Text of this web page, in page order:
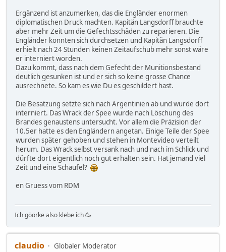
Ergänzend ist anzumerken, das die Engländer enormen
diplomatischen Druck machten. Kapitän Langsdorff brauchte
aber mehr Zeit um die Gefechtsschäden zu reparieren. Die
Engländer konnten sich durchsetzen und Kapitän Langsdorff
erhielt nach 24 Stunden keinen Zeitaufschub mehr sonst wäre
er interniert worden.
Dazu kommt, dass nach dem Gefecht der Munitionsbestand
deutlich gesunken ist und er sich so keine grosse Chance
ausrechnete. So kam es wie Du es geschildert hast.
Die Besatzung setzte sich nach Argentinien ab und wurde dort
interniert. Das Wrack der Spee wurde nach Löschung des
Brandes genaustens untersucht. Vor allem die Präzision der
10.5er hatte es den Engländern angetan. Einige Teile der Spee
wurden später gehoben und stehen in Montevideo verteilt
herum. Das Wrack selbst versank nach und nach im Schlick und
dürfte dort eigentlich noch gut erhalten sein. Hat jemand viel
Zeit und eine Schaufel?
en Gruess vom RDM
Ich göörke also klebe ich 🥳
claudio
Globaler Moderator